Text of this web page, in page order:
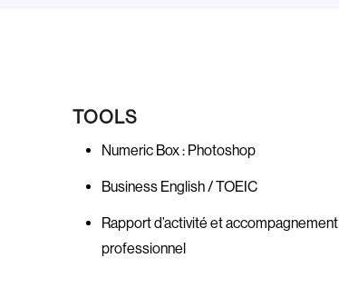
TOOLS
Numeric Box : Photoshop
Business English / TOEIC
Rapport d’activité et accompagnement
professionnel